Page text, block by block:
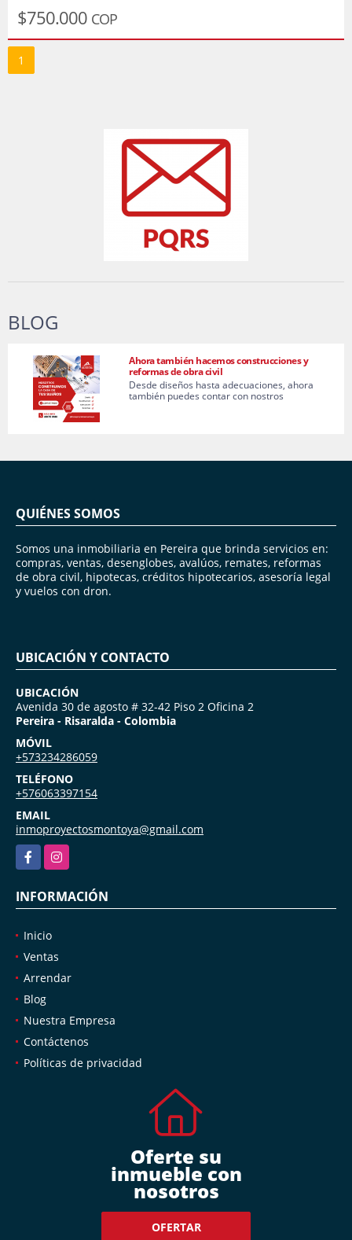
$750.000 COP
1
BLOG
Ahora también hacemos construcciones y
reformas de obra civil
Desde diseños hasta adecuaciones, ahora
también puedes contar con nostros
QUIÉNES SOMOS
Somos una inmobiliaria en Pereira que brinda servicios en:
compras, ventas, desenglobes, avalúos, remates, reformas
de obra civil, hipotecas, créditos hipotecarios, asesoría legal
y vuelos con dron.
UBICACIÓN Y CONTACTO
UBICACIÓN
Avenida 30 de agosto # 32-42 Piso 2 Oficina 2
Pereira - Risaralda - Colombia
MÓVIL
+573234286059
TELÉFONO
+576063397154
EMAIL
inmoproyectosmontoya@gmail.com
FacebookInstagram
INFORMACIÓN
Inicio
Ventas
Arrendar
Blog
Nuestra Empresa
Contáctenos
Políticas de privacidad
Oferte su
inmueble con
nosotros
OFERTAR